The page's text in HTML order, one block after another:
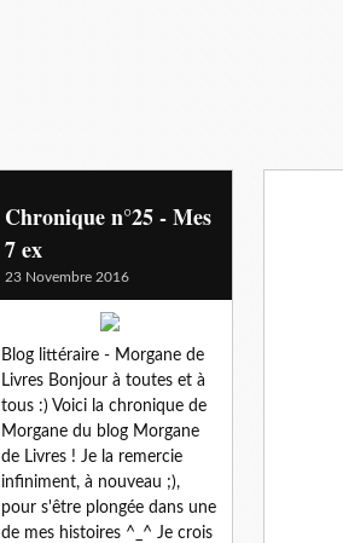
Chronique n°25 - Mes
7 ex
23 Novembre 2016
Blog littéraire - Morgane de
Livres Bonjour à toutes et à
tous :) Voici la chronique de
Morgane du blog Morgane
de Livres ! Je la remercie
infiniment, à nouveau ;),
pour s'être plongée dans une
de mes histoires ^_^ Je crois